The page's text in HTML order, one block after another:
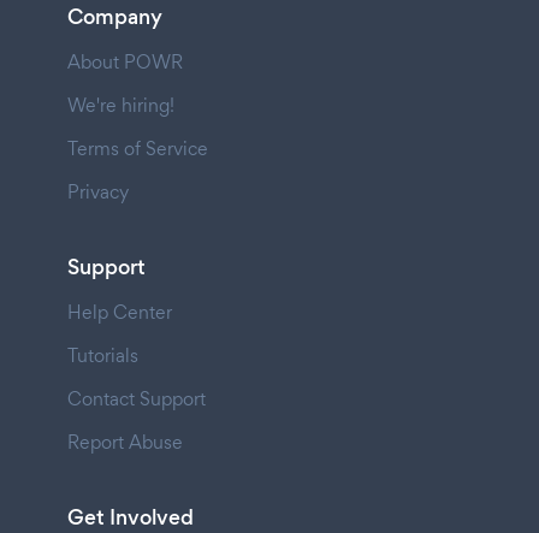
Company
About POWR
We're hiring!
Terms of Service
Privacy
Support
Help Center
Tutorials
Contact Support
Report Abuse
Get Involved